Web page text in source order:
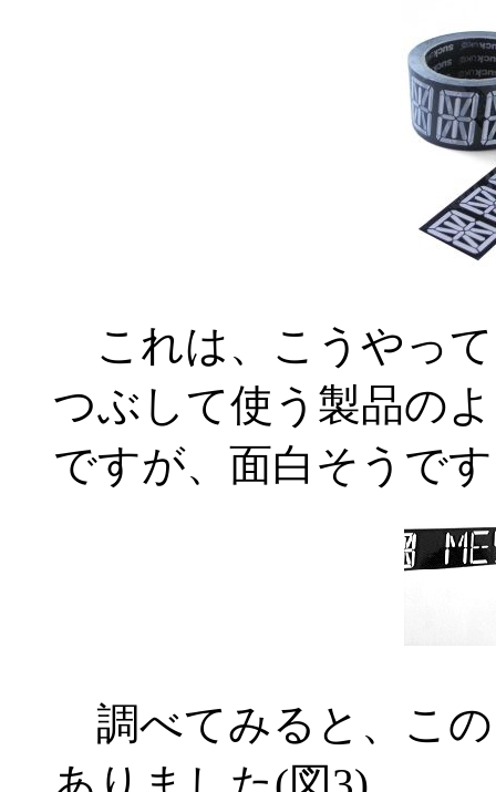
これは、こうやっ
つぶして使う製品の
ですが、面白そうで
調べてみると、こ